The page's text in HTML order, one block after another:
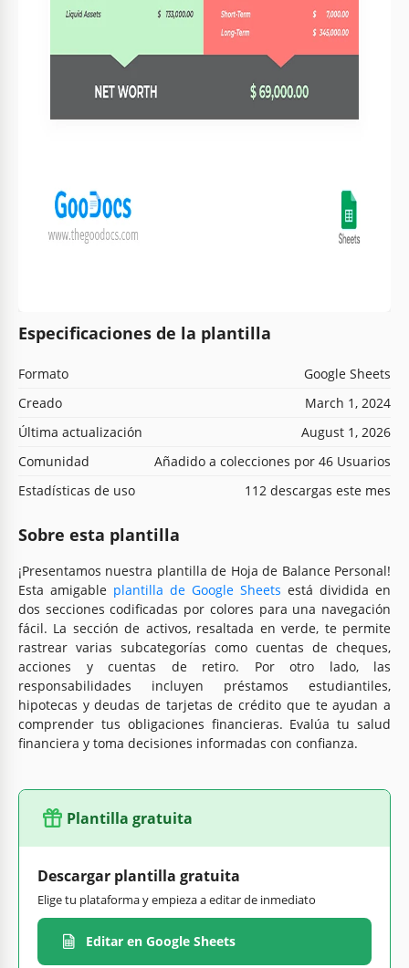
Especificaciones de la plantilla
Formato
Google Sheets
Creado
March 1, 2024
Última actualización
August 1, 2026
Comunidad
Añadido a colecciones por 46 Usuarios
Estadísticas de uso
112 descargas este mes
Sobre esta plantilla
¡Presentamos nuestra plantilla de Hoja de Balance Personal!
Esta amigable plantilla de Google Sheets está dividida en
dos secciones codificadas por colores para una navegación
fácil. La sección de activos, resaltada en verde, te permite
rastrear varias subcategorías como cuentas de cheques,
acciones y cuentas de retiro. Por otro lado, las
responsabilidades incluyen préstamos estudiantiles,
hipotecas y deudas de tarjetas de crédito que te ayudan a
comprender tus obligaciones financieras. Evalúa tu salud
financiera y toma decisiones informadas con confianza.
Plantilla gratuita
Descargar plantilla gratuita
Elige tu plataforma y empieza a editar de inmediato
Editar en Google Sheets